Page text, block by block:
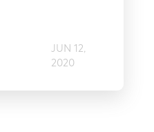
JUN 12,
2020